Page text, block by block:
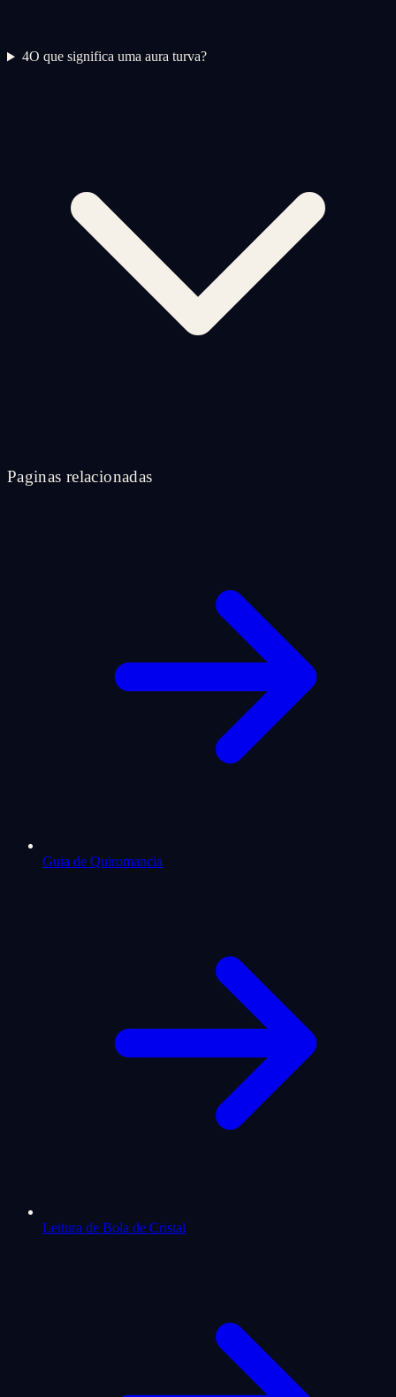
4O que significa uma aura turva?
Paginas relacionadas
Guia de Quiromancia
Leitura de Bola de Cristal